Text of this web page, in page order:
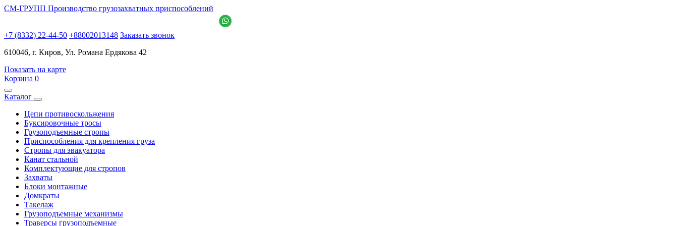
СМ-ГРУПП Производство грузозахватных приспособлений
+7 (8332) 22-44-50 +88002013148 Заказать звонок
610046, г. Киров, Ул. Романа Ердякова 42
Показать на карте
Корзина 0
Каталог
Цепи противоскольжения
Буксировочные тросы
Грузоподъемные стропы
Приспособления для крепления груза
Стропы для эвакуатора
Канат стальной
Комплектующие для стропов
Захваты
Блоки монтажные
Домкраты
Такелаж
Грузоподъемные механизмы
Траверсы грузоподъемные